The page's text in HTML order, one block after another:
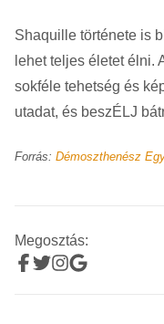
Shaquille története is
lehet teljes életet élni.
sokféle tehetség és
utadat, és beszÉLJ
Forrás: Démoszthenész
Megosztás: